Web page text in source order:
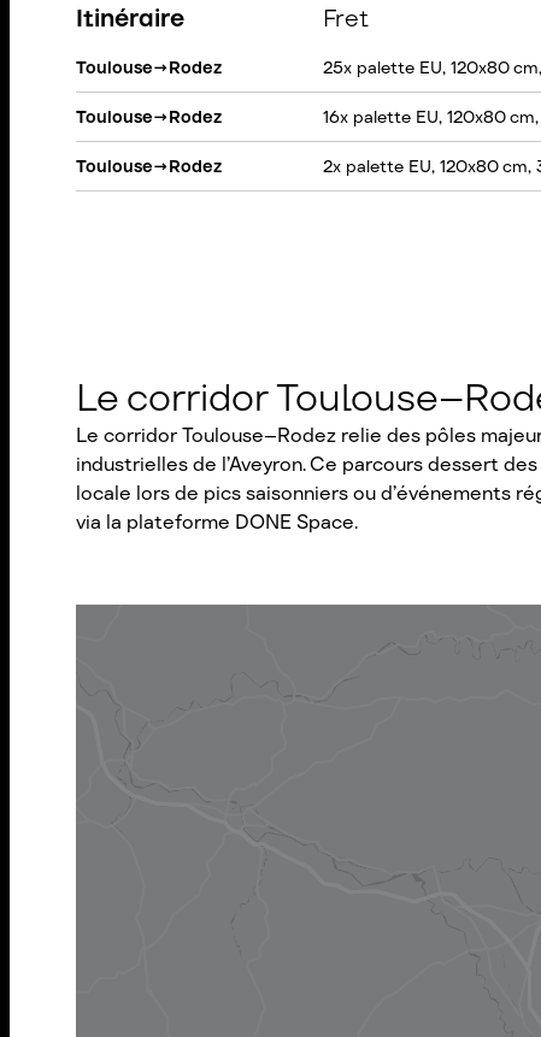
Itinéraire Fret
Toulouse→Rodez 25x palette EU, 120x80
Toulouse→Rodez 16x palette EU, 120x80
Toulouse→Rodez 2x palette EU, 120x80 cm,
Le corridor
Le corridor Toulouse–Rodez relie des pôles
industrielles de l’Aveyron. Ce parcours dessert
locale lors de pics saisonniers ou d’événements
via la plateforme DONE Space.